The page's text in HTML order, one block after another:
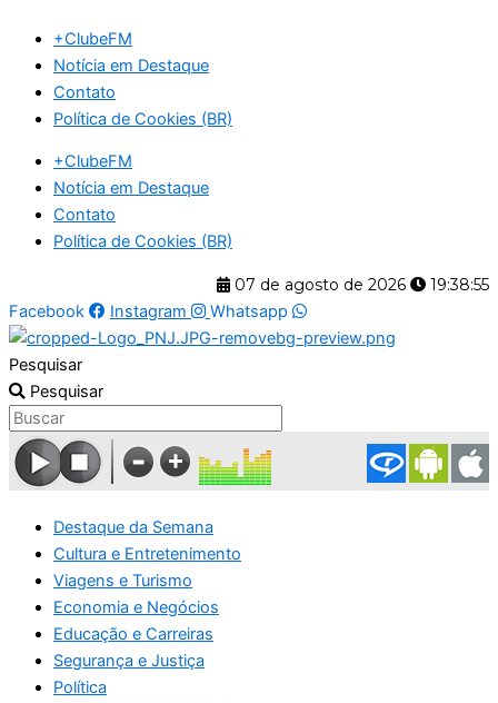
para
conteúdo
+ClubeFM
Notícia em Destaque
Contato
Política de Cookies (BR)
+ClubeFM
Notícia em Destaque
Contato
Política de Cookies (BR)
07 de agosto de 2026
19:38:56
Facebook
Instagram Whatsapp
Pesquisar
Pesquisar
Destaque da Semana
Cultura e Entretenimento
Viagens e Turismo
Economia e Negócios
Educação e Carreiras
Segurança e Justiça
Política